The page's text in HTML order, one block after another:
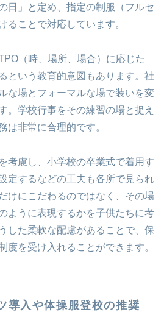
日」と定め、指定の制服（フルセ
ることで対応しています。
（時、場所、場合）に応じた
という教育的意図もあります。社
な場とフォーマルな場で装いを変
。学校行事をその練習の場と捉え
は非常に合理的です。
考慮し、小学校の卒業式で着用す
定するなどの工夫も各所で見られ
けにこだわるのではなく、その場
ように表現するかを子供たちに考
した柔軟な配慮があることで、保
度を受け入れることができます。
導入や体操服登校の推奨